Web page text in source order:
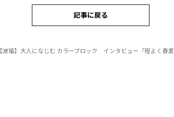
記事に戻る
【波瑠】大人になじむ カラーブロック インタビュー「程よく春夏の軽や